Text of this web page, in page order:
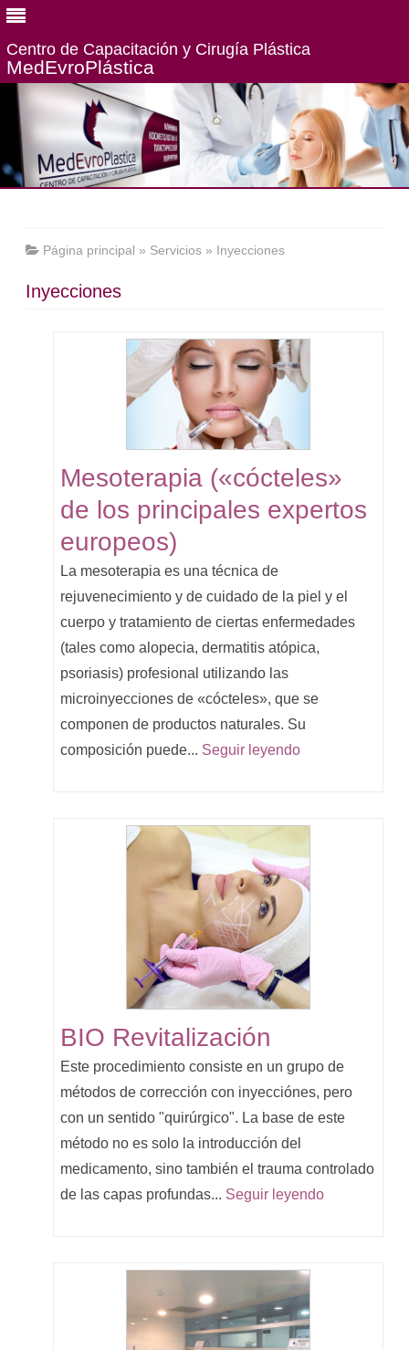
Centro de Capacitación y Cirugía Plástica
MedEvroPlástiсa
Página principal » Servicios » Inyecciones
Inyecciones
Mesoterapia («cócteles»
de los principales expertos
europeos)
La mesoterapia es una técnica de
rejuvenecimiento y de cuidado de la piel y el
cuerpo y tratamiento de ciertas enfermedades
(tales como alopecia, dermatitis atópica,
psoriasis) profesional utilizando las
microinyecciones de «cócteles», que se
componen de productos naturales. Su
composición puede... Seguir leyendo
BIO Revitalización
Este procedimiento consiste en un grupo de
métodos de corrección con inyecciónes, pero
con un sentido "quirúrgico". La base de este
método no es solo la introducción del
medicamento, sino también el trauma controlado
de las capas profundas... Seguir leyendo